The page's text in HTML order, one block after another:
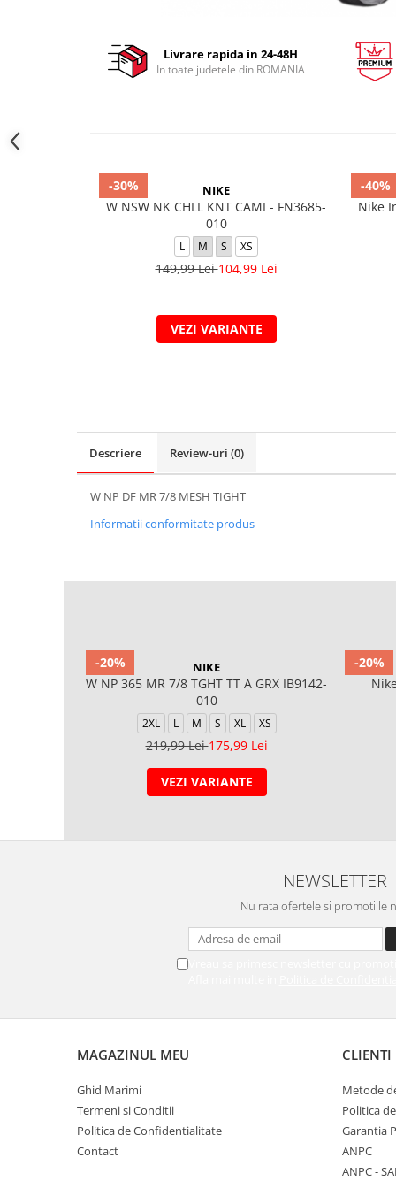
Livrare rapida in 24-48H
In toate judetele din ROMANIA
-30% NIKE
W NSW NK CHLL KNT CAMI - FN3685-
010
L M S XS
149,99 Lei104,99 Lei
VEZI VARIANTE
-40%
Nike
Descriere Review-uri (0)
W NP DF MR 7/8 MESH TIGHT
Informatii conformitate produs
-20% NIKE
W NP 365 MR 7/8 TGHT TT A GRX IB9142-
010
2XL L M S XL XS
219,99 Lei175,99 Lei
VEZI VARIANTE
-20%
NEWSLETTER
Nu rata ofertele si promotiile
Vreau sa primesc newsletter cu
MAGAZINUL MEU
Ghid Marimi
Termeni si Conditii
Politica de Confidentialitate
Contact
CLIENTI
Metode
Politica
Garantia
ANPC
ANPC -